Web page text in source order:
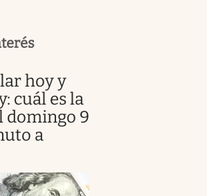
hoy y
cuál es la
domingo 9
a